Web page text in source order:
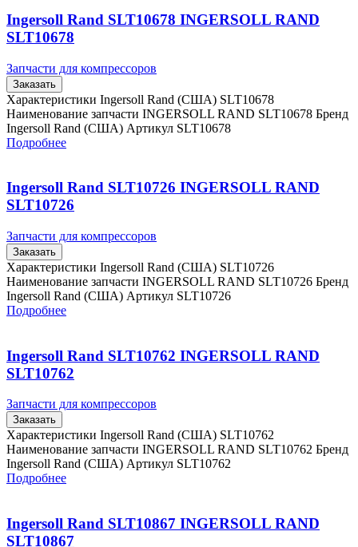
Ingersoll Rand SLT10678 INGERSOLL RAND
SLT10678
Запчасти для компрессоров
Заказать
Характеристики Ingersoll Rand (США) SLT10678
Наименование запчасти INGERSOLL RAND SLT10678 Бренд
Ingersoll Rand (США) Артикул SLT10678
Подробнее
Ingersoll Rand SLT10726 INGERSOLL RAND
SLT10726
Запчасти для компрессоров
Заказать
Характеристики Ingersoll Rand (США) SLT10726
Наименование запчасти INGERSOLL RAND SLT10726 Бренд
Ingersoll Rand (США) Артикул SLT10726
Подробнее
Ingersoll Rand SLT10762 INGERSOLL RAND
SLT10762
Запчасти для компрессоров
Заказать
Характеристики Ingersoll Rand (США) SLT10762
Наименование запчасти INGERSOLL RAND SLT10762 Бренд
Ingersoll Rand (США) Артикул SLT10762
Подробнее
Ingersoll Rand SLT10867 INGERSOLL RAND
SLT10867